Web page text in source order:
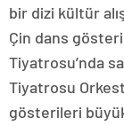
bir dizi kültür
Çin dans
Tiyatrosu’nda
Tiyatrosu
gösterileri büyük